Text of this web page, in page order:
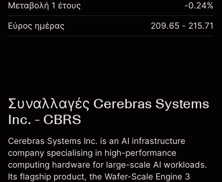
Μεταβολή 1 έτους -0.24%
Εύρος ημέρας 209.65 - 215.71
Συναλλαγές Cerebras Systems
Inc. - CBRS
Cerebras Systems Inc. is an AI infrastructure
company specialising in high-performance
computing hardware for large-scale AI workloads.
Its flagship product, the Wafer-Scale Engine 3